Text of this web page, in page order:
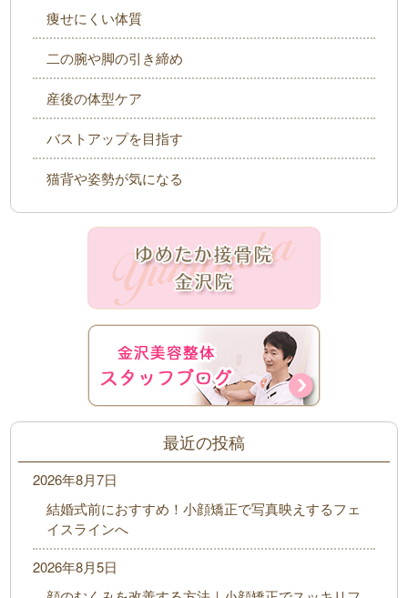
痩せにくい体質
二の腕や脚の引き締め
産後の体型ケア
バストアップを目指す
猫背や姿勢が気になる
最近の投稿
結婚式前におすすめ！小顔矯正で写真映えするフェ
イスラインへ
2026年8月7日
2026年8月5日